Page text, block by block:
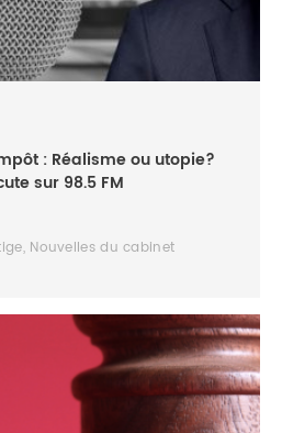
: Réalisme ou utopie?
sur 98.5 FM
Nouvelles du cabinet